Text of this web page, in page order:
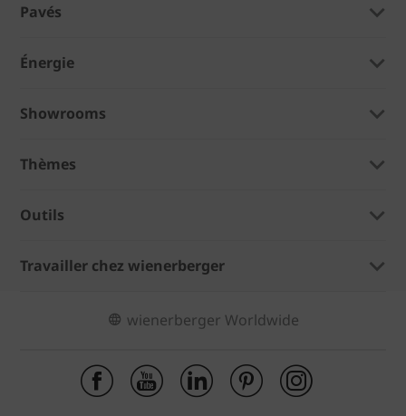
Pavés
Énergie
Showrooms
Thèmes
Outils
Travailler chez wienerberger
wienerberger Worldwide